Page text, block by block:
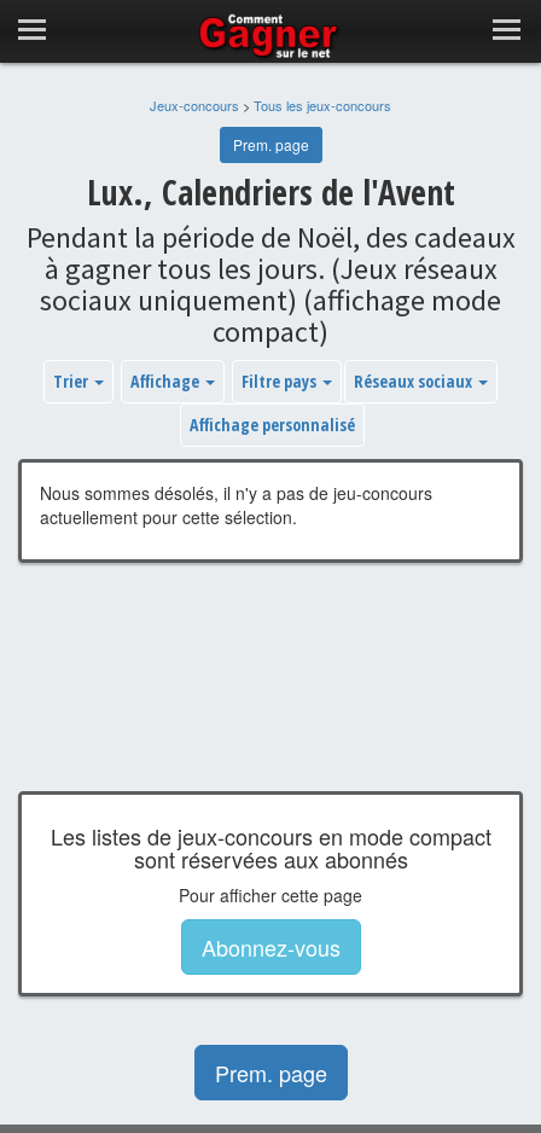
Jeux-concours > Tous les jeux-concours
Prem. page
Lux., Calendriers de l'Avent
Pendant la période de Noël, des cadeaux
à gagner tous les jours. (Jeux réseaux
sociaux uniquement) (affichage mode
compact)
Trier Affichage Filtre pays
Réseaux sociaux
Affichage personnalisé
Nous sommes désolés, il n'y a pas de jeu-concours
actuellement pour cette sélection.
Les listes de jeux-concours en mode compact
sont réservées aux abonnés
Pour afficher cette page
Abonnez-vous
Prem. page